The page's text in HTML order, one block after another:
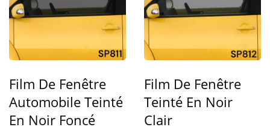
Film De Fenêtre
Automobile Teinté
En Noir Foncé
Film De Fenêtre
Teinté En Noir
Clair